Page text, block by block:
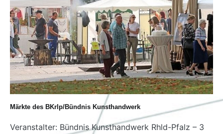
Märkte des BKrlp/Bündnis Kunsthandwerk
Veranstalter: Bündnis Kunsthandwerk Rhld-Pfalz – 3